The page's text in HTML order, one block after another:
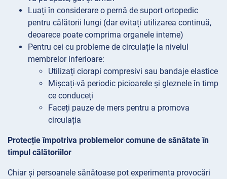
Luați în considerare o pernă de suport ortopedic
pentru călătorii lungi (dar evitați utilizarea continuă,
deoarece poate comprima organele interne)
Pentru cei cu probleme de circulație la nivelul
membrelor inferioare:
Utilizați ciorapi compresivi sau bandaje elastice
Mișcați-vă periodic picioarele și gleznele în timp
ce conduceți
Faceți pauze de mers pentru a promova
circulația
Protecție împotriva problemelor comune de sănătate în
timpul călătoriilor
Chiar și persoanele sănătoase pot experimenta provocări